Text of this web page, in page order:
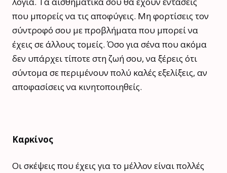
που μπορείς να τις αποφύγεις. Μη φορτίσεις τον
σύντροφό σου με προβλήματα που μπορεί να
έχεις σε άλλους τομείς. Όσο για σένα που ακόμα
δεν υπάρχει τίποτε στη ζωή σου, να ξέρεις ότι
σύντομα σε περιμένουν πολύ καλές εξελίξεις, αν
αποφασίσεις να κινητοποιηθείς.
Καρκίνος
Οι σκέψεις που έχεις για το μέλλον είναι πολλές